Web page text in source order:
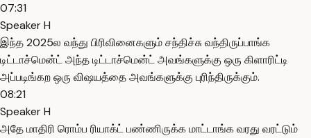
07:31
Speaker H
இந்த 2025ல வந்து பிரிவினைகளும் சந்திச்சு வந்திருப்பாங்க
டிட்டாச்மென்ட் அந்த டிட்டாச்மென்ட் அவங்களுக்கு ஒரு கிளாரிட்டி
அப்படிங்கற ஒரு விஷயத்தை அவங்களுக்கு புரிந்திருக்கும்.
08:21
Speaker H
அதே மாதிரி ரொம்ப ரியாக்ட் பண்ணிருக்க மாட்டாங்க வரது வரட்டும்